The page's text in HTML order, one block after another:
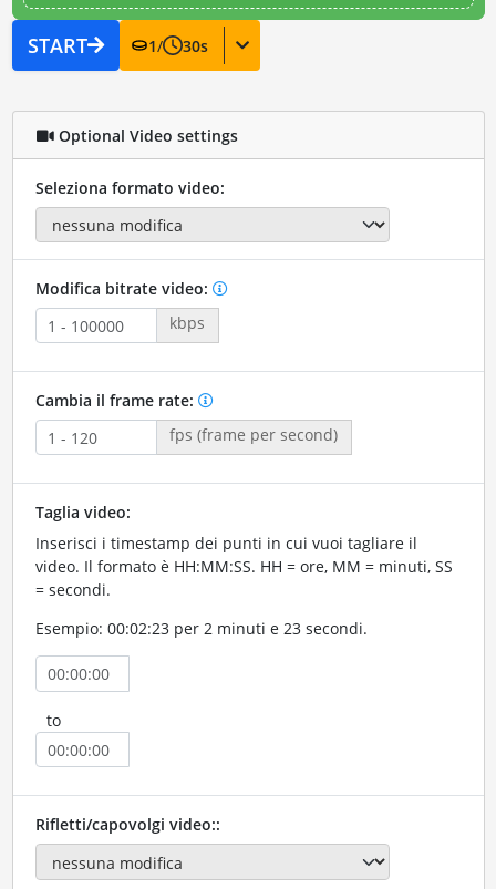
START 1/ 30s
Optional Video settings
Seleziona formato video:
Modifica bitrate video:
kbps
Cambia il frame rate:
fps (frame per second)
Taglia video:
Inserisci i timestamp dei punti in cui vuoi tagliare il
video. Il formato è HH:MM:SS. HH = ore, MM = minuti, SS
= secondi.
Esempio: 00:02:23 per 2 minuti e 23 secondi.
to
Rifletti/capovolgi video::